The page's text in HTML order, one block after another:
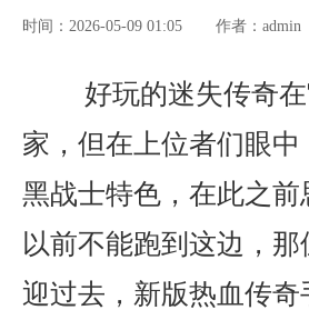
时间：2026-05-09 01:05 作者： admin
好玩的迷失传奇
家，但在上位者们眼
黑战士特色，在此之
以前不能跑到这边，
迎过去，新版热血传